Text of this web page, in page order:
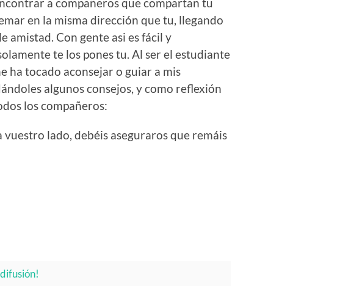
en la misma dirección que tu, llegando
amistad. Con gente asi es fácil y
te los pones tu. Al ser el estudiante
ha tocado aconsejar o guiar a mis
algunos consejos, y como reflexión
los compañeros:
lado, debéis aseguraros que remáis